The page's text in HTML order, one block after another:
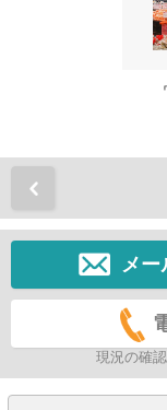
メー
現況の確